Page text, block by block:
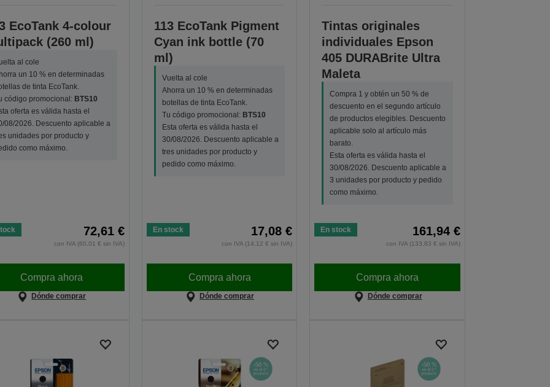
EcoTank 4-colour
(260 ml)
al cole
un 10 % en determinadas
de tinta EcoTank.
código promocional: BTS10
oferta es válida hasta el
08/2026. Descuento aplicable a
unidades por producto y
como máximo.
72,61 €
con IVA (60,01 € sin IVA)
Compra ahora
Dónde comprar
113 EcoTank Pigment
Cyan ink bottle (70
ml)
Vuelta al cole
Ahorra un 10 % en determinadas
botellas de tinta EcoTank.
Tu código promocional: BTS10
Esta oferta es válida hasta el
30/08/2026. Descuento aplicable a
tres unidades por producto y
pedido como máximo.
En stock 17,08 €
con IVA (14,12 € sin IVA)
Compra ahora
Dónde comprar
Tintas originales
individuales Epson
405 DURABrite Ultra
Maleta
Compra 1 y obtén un 50 % de
descuento en el segundo artículo
de productos elegibles. Descuento
aplicable solo al artículo más
barato.
Esta oferta es válida hasta el
30/08/2026. Descuento aplicable a
3 unidades por producto y pedido
como máximo.
En stock 161,94 €
con IVA (133,83 € sin IVA)
Compra ahora
Dónde comprar